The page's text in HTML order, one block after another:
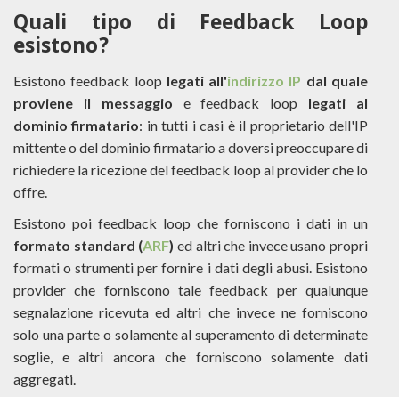
Quali tipo di Feedback Loop
esistono?
Esistono feedback loop legati all'indirizzo IP dal quale
proviene il messaggio e feedback loop legati al
dominio firmatario: in tutti i casi è il proprietario dell'IP
mittente o del dominio firmatario a doversi preoccupare di
richiedere la ricezione del feedback loop al provider che lo
offre.
Esistono poi feedback loop che forniscono i dati in un
formato standard (ARF) ed altri che invece usano propri
formati o strumenti per fornire i dati degli abusi. Esistono
provider che forniscono tale feedback per qualunque
segnalazione ricevuta ed altri che invece ne forniscono
solo una parte o solamente al superamento di determinate
soglie, e altri ancora che forniscono solamente dati
aggregati.